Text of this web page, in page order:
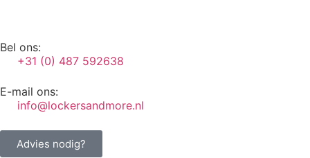
Bel ons:
+31 (0) 487 592638
E-mail ons:
info@lockersandmore.nl
Advies nodig?